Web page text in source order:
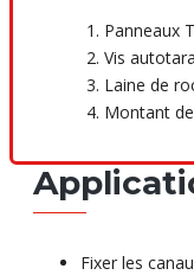
Panneaux
Vis
Laine de
Montant
Fixer les